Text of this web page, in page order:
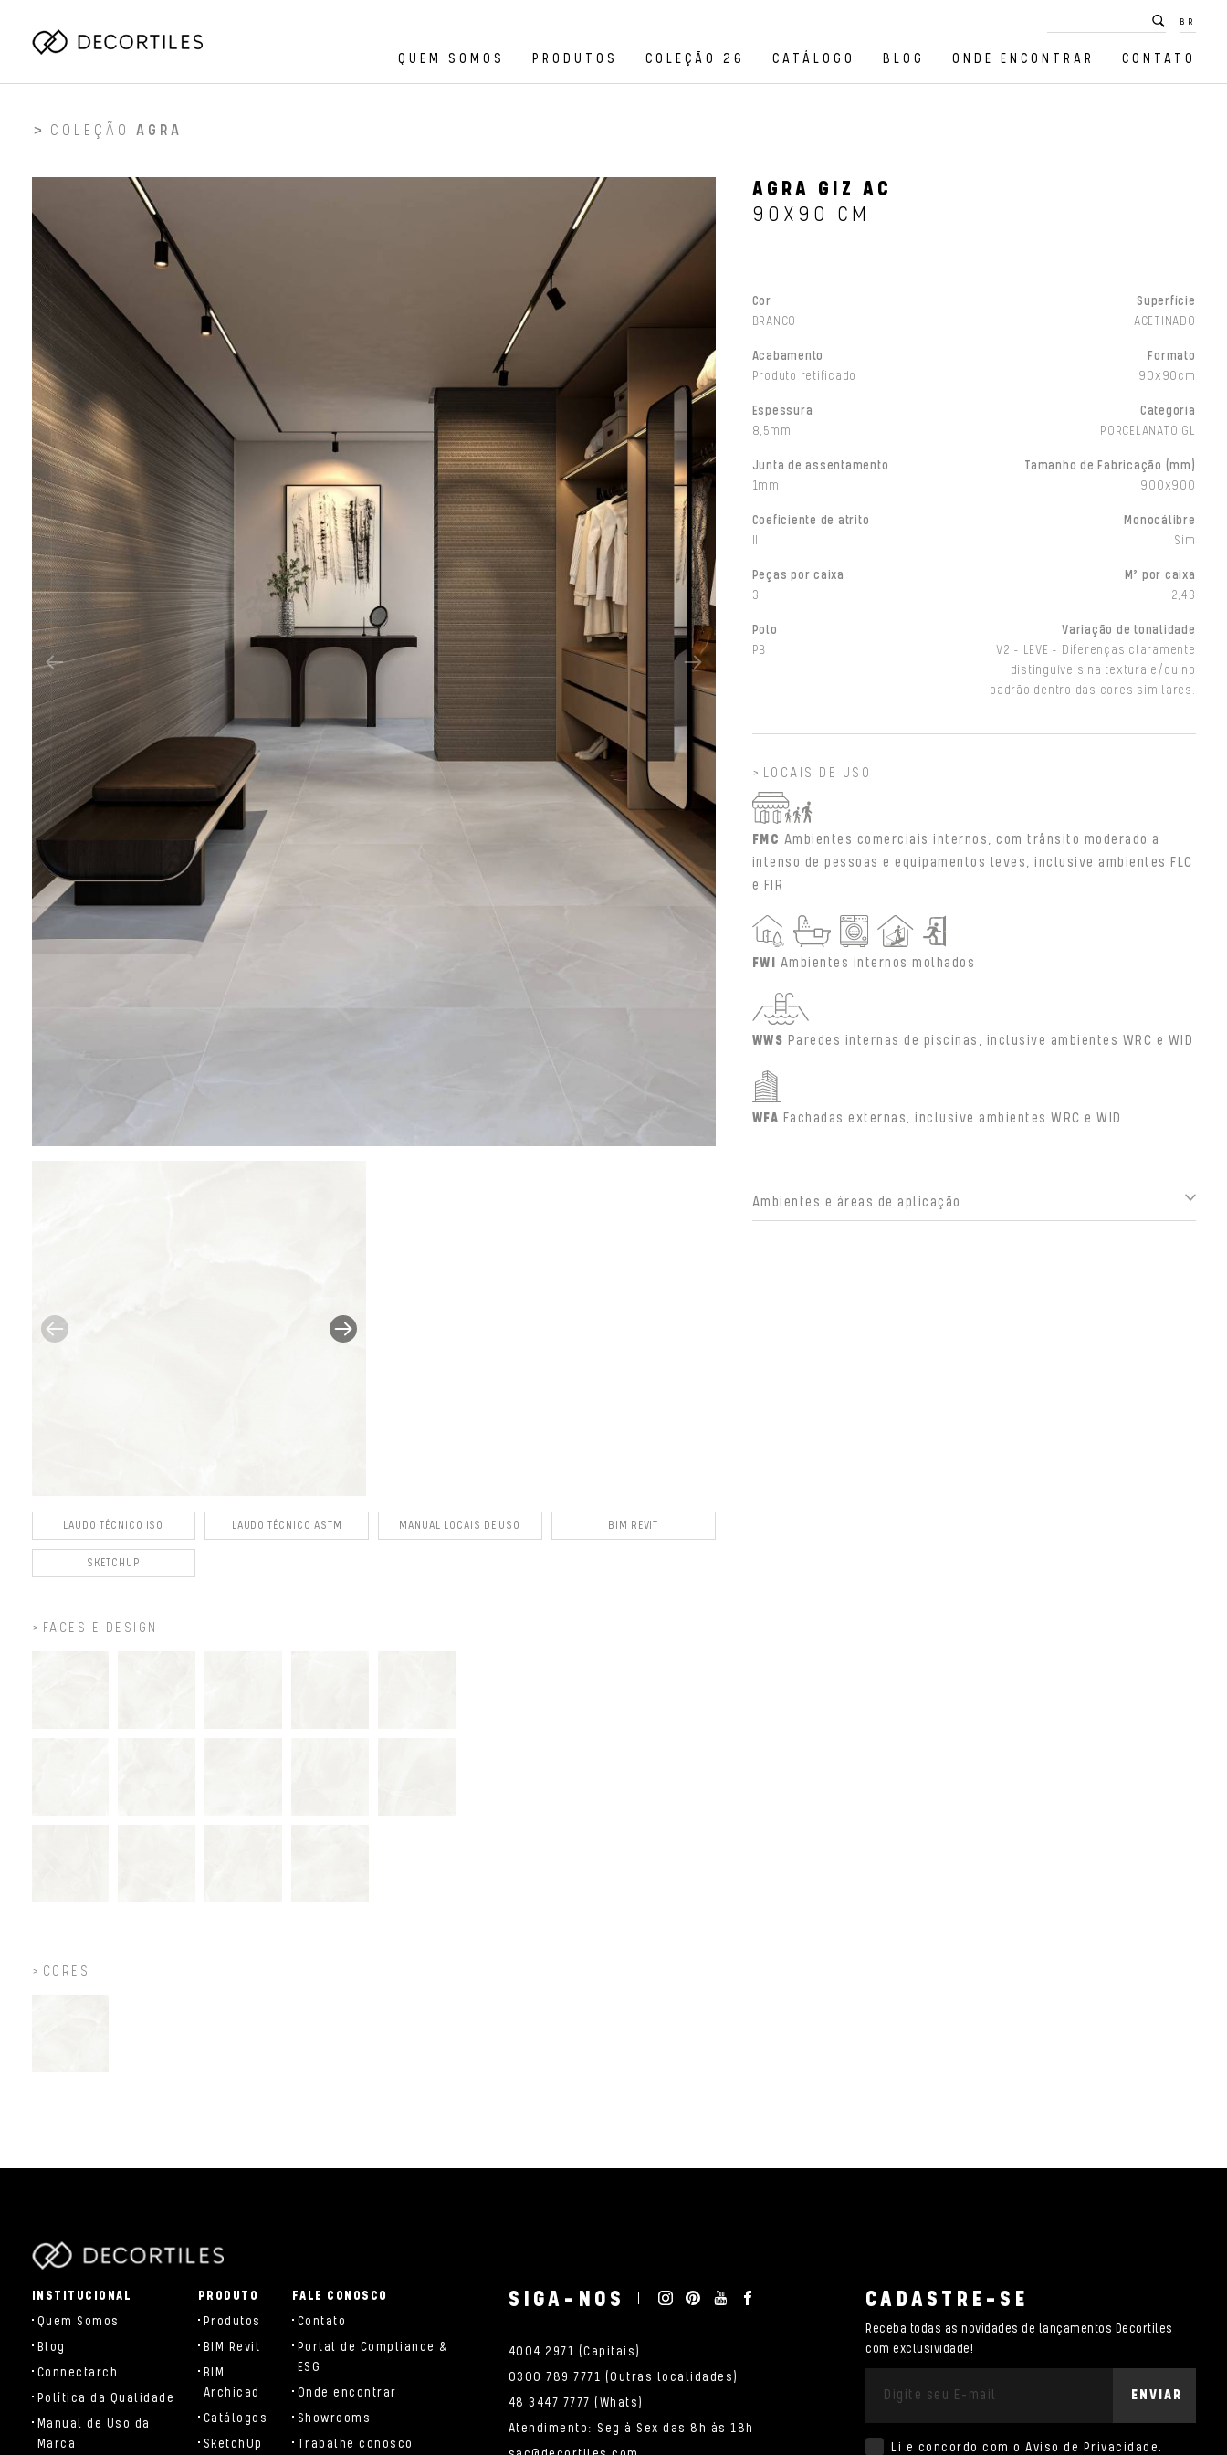
BR
QUEM SOMOS PRODUTOS COLEÇÃO 26 CATÁLOGO BLOG ONDE ENCONTRAR CONTATO
COLEÇÃO AGRA
LAUDO TÉCNICO ISO LAUDO TÉCNICO ASTM MANUAL LOCAIS DE USO BIM REVIT
SKETCHUP
FACES E DESIGN
CORES
AGRA GIZ AC
90X90 CM
Cor
BRANCO
Superfície
ACETINADO
Acabamento
Produto retificado
Formato
90x90cm
Espessura
8,5mm
Categoria
PORCELANATO GL
Junta de assentamento
1mm
Tamanho de Fabricação (mm)
900x900
Coeficiente de atrito
Monocálibre
Sim
Peças por caixa
3
M² por caixa
2,43
Polo
PB
Variação de tonalidade
V2 - LEVE - Diferenças claramente
distinguíveis na textura e/ou no
padrão dentro das cores similares.
LOCAIS DE USO
FMC Ambientes comerciais internos, com trânsito moderado a
intenso de pessoas e equipamentos leves, inclusive ambientes FLC
e FIR
FWI Ambientes internos molhados
WWS Paredes internas de piscinas, inclusive ambientes WRC e WID
WFA Fachadas externas, inclusive ambientes WRC e WID
Ambientes e áreas de aplicação
INSTITUCIONAL
Quem Somos
Blog
Connectarch
Política da Qualidade
Manual de Uso da
Marca
PRODUTO
Produtos
BIM Revit
BIM
Archicad
Catálogos
SketchUp
FALE CONOSCO
Contato
Portal de Compliance &
ESG
Onde encontrar
Showrooms
Trabalhe conosco
SIGA-NOS
4004 2971 (Capitais)
0300 789 7771 (Outras localidades)
48 3447 7777 (Whats)
Atendimento: Seg à Sex das 8h às 18h
CADASTRE-SE
Receba todas as novidades de lançamentos Decortiles
com exclusividade!
ENVIAR
Li e concordo com o Aviso de Privacidade.